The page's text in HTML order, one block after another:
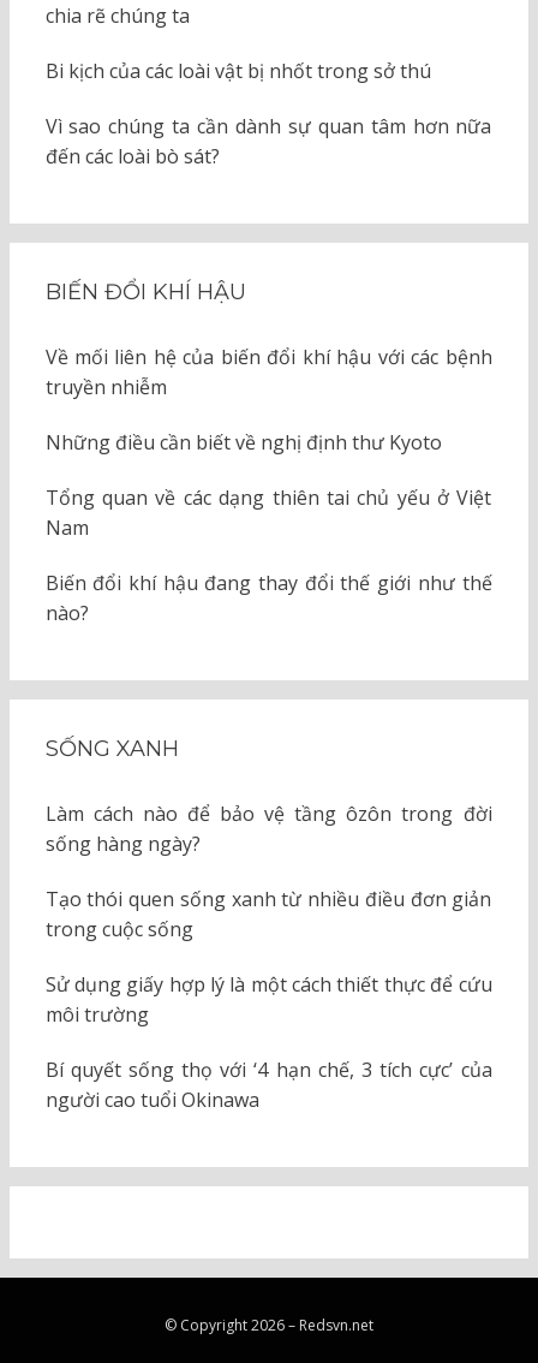
chia rẽ chúng ta
Bi kịch của các loài vật bị nhốt trong sở thú
Vì sao chúng ta cần dành sự quan tâm hơn nữa
đến các loài bò sát?
BIẾN ĐỔI KHÍ HẬU
Về mối liên hệ của biến đổi khí hậu với các bệnh
truyền nhiễm
Những điều cần biết về nghị định thư Kyoto
Tổng quan về các dạng thiên tai chủ yếu ở Việt
Nam
Biến đổi khí hậu đang thay đổi thế giới như thế
nào?
SỐNG XANH
Làm cách nào để bảo vệ tầng ôzôn trong đời
sống hàng ngày?
Tạo thói quen sống xanh từ nhiều điều đơn giản
trong cuộc sống
Sử dụng giấy hợp lý là một cách thiết thực để cứu
môi trường
Bí quyết sống thọ với ‘4 hạn chế, 3 tích cực’ của
người cao tuổi Okinawa
© Copyright 2026 – Redsvn.net